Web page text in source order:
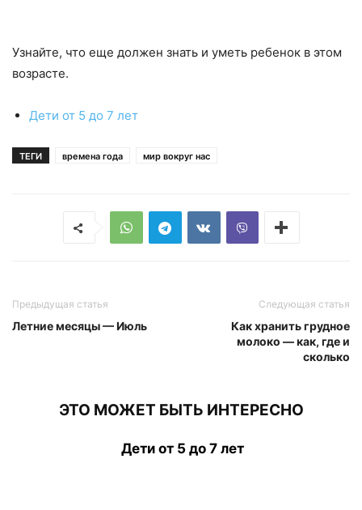
Узнайте, что еще должен знать и уметь ребенок в этом
возрасте.
Дети от 5 до 7 лет
ТЕГИ времена года мир вокруг нас
Предыдущая статья
Летние месяцы — Июль
Следующая статья
Как хранить грудное
молоко — как, где и
сколько
ЭТО МОЖЕТ БЫТЬ ИНТЕРЕСНО
Дети от 5 до 7 лет